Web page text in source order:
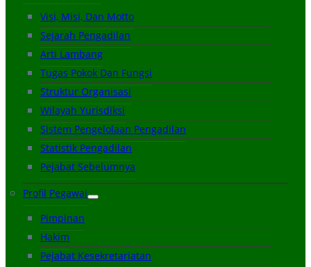
Visi, Misi, Dan Motto
Sejarah Pengadilan
Arti Lambang
Tugas Pokok Dan Fungsi
Struktur Organisasi
Wilayah Yurisdiksi
Sistem Pengelolaan Pengadilan
Statistik Pengadilan
Pejabat Sebelumnya
Profil Pegawai
Pimpinan
Hakim
Pejabat Kesekretariatan